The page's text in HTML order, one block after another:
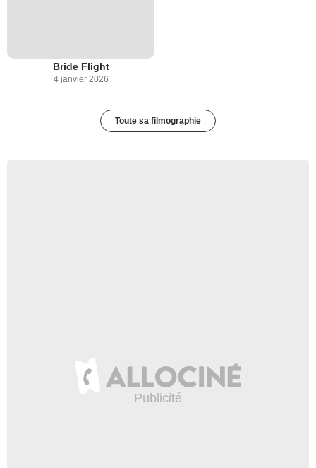
Bride Flight
4 janvier 2026
Toute sa filmographie